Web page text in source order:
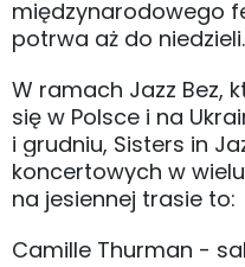
międzynarodowego
potrwa aż do niedzieli.
W ramach Jazz Bez,
się w Polsce i na
i grudniu, Sisters in
koncertowych w
na jesiennej trasie to:
Camille Thurman -